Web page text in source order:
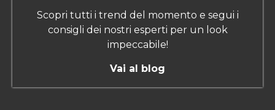
Scopri tutti i trend del momento e segui i
consigli dei nostri esperti per un look
impeccabile!
Vai al blog